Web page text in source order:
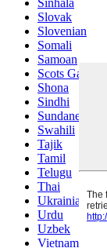
Slovak
Slovenian
Somali
Samoan
Scots Gaelic
Shona
Sindhi
Sundanese
Swahili
Tajik
Tamil
Telugu
Thai
Ukrainian
Urdu
Uzbek
Vietnamese